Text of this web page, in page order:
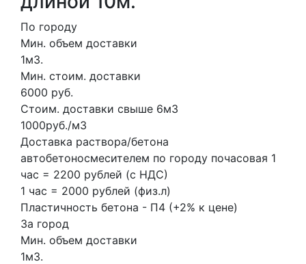
По городу
Мин. объем доставки
1м3.
Мин. стоим. доставки
6000 руб.
Стоим. доставки свыше 6м3
1000руб./м3
Доставка раствора/бетона
автобетоносмесителем по городу почасовая 1
час = 2200 рублей (с НДС)
1 час = 2000 рублей (физ.л)
Пластичность бетона - П4 (+2% к цене)
За город
Мин. объем доставки
1м3.